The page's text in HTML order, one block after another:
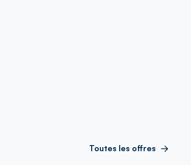
Toutes les offres